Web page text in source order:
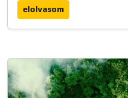
elolvasom